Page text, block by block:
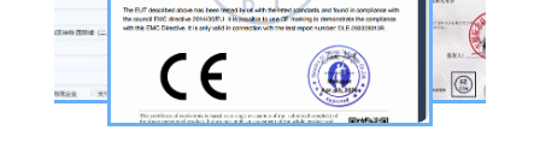
态展示、动态互动、游乐体验三类。其中，机
器恐龙结合机械传动、智能控制技术，可实现
眨眼、张嘴吼叫、摆尾、行走、呼吸起伏等动
态效果，皮肤采用环保硅胶材质，还原史前恐